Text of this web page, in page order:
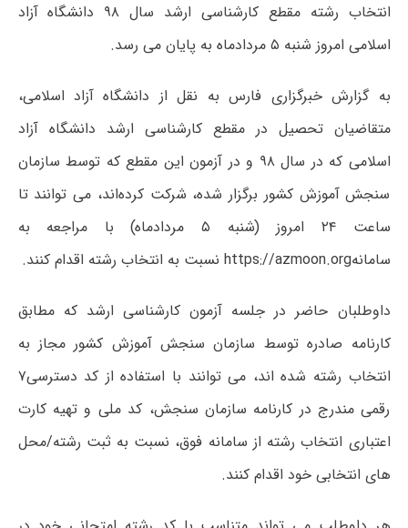
انتخاب رشته مقطع کارشناسی ارشد سال ۹۸ دانشگاه آزاد
اسلامی امروز شنبه ۵ مردادماه به پایان می رسد.
به گزارش خبرگزاری فارس به نقل از دانشگاه آزاد اسلامی،
متقاضیان تحصیل در مقطع کارشناسی ارشد دانشگاه آزاد
اسلامی که در سال ۹۸ و در آزمون این مقطع که توسط سازمان
سنجش آموزش کشور برگزار شده، شرکت کرده‌اند، می­ توانند تا
ساعت ۲۴ امروز (شنبه ۵ مردادماه) با مراجعه به
سامانهhttps://azmoon.org نسبت به انتخاب رشته اقدام کنند.
داوطلبان حاضر در جلسه آزمون کارشناسی ارشد که مطابق
کارنامه صادره توسط سازمان سنجش آموزش کشور مجاز به
انتخاب رشته شده ­اند، می توانند با استفاده از کد دسترسی۷
رقمی مندرج در کارنامه سازمان سنجش، کد ملی و تهیه کارت
اعتباری انتخاب رشته از سامانه فوق، نسبت به ثبت رشته/محل
های انتخابی خود اقدام کنند.